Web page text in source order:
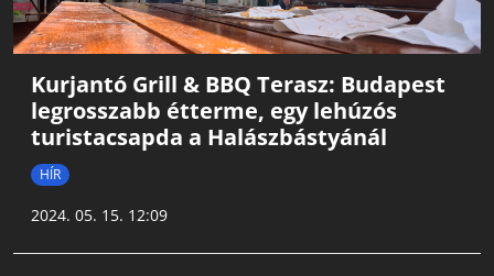
Kurjantó Grill & BBQ Terasz: Budapest
legrosszabb étterme, egy lehúzós
turistacsapda a Halászbástyánál
HÍR
2024. 05. 15. 12:09